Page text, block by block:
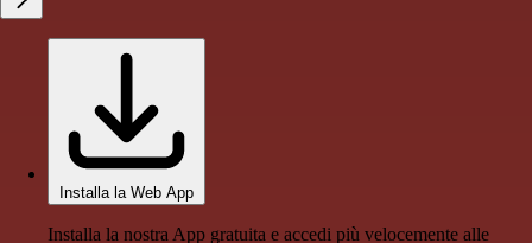
Installa la Web App
Installa la nostra App gratuita e accedi più velocemente alle